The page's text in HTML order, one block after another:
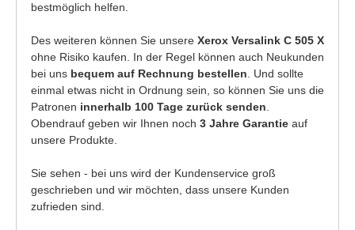
bestmöglich helfen.
Des weiteren können Sie unsere Xerox Versalink C 505 X
ohne Risiko kaufen. In der Regel können auch Neukunden
bei uns bequem auf Rechnung bestellen . Und sollte
einmal etwas nicht in Ordnung sein, so können Sie uns die
Patronen innerhalb 100 Tage zurück senden
Obendrauf geben wir Ihnen noch 3 Jahre Garantie auf
unsere Produkte.
Sie sehen - bei uns wird der Kundenservice groß
geschrieben und wir möchten, dass unsere Kunden
zufrieden sind.